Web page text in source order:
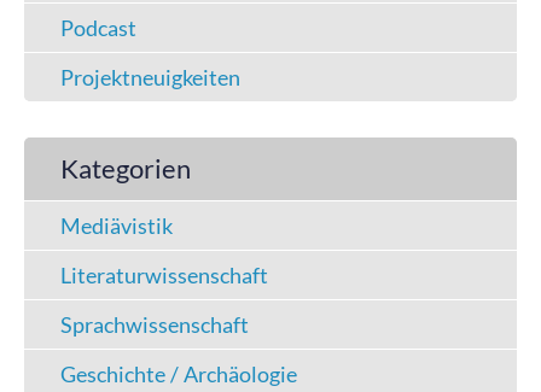
Podcast
Projektneuigkeiten
Kategorien
Mediävistik
Literaturwissenschaft
Sprachwissenschaft
Geschichte / Archäologie